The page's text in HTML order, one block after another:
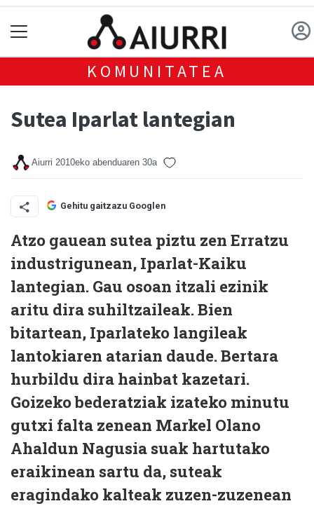
KOMUNITATEA
Sutea Iparlat lantegian
Aiurri 2010eko abenduaren 30a
Gehitu gaitzazu Googlen
Atzo gauean sutea piztu zen Erratzu
industrigunean, Iparlat-Kaiku
lantegian. Gau osoan itzali ezinik
aritu dira suhiltzaileak. Bien
bitartean, Iparlateko langileak
lantokiaren atarian daude. Bertara
hurbildu dira hainbat kazetari.
Goizeko bederatziak izateko minutu
gutxi falta zenean Markel Olano
Ahaldun Nagusia suak hartutako
eraikinean sartu da, suteak
eragindako kalteak zuzen-zuzenean